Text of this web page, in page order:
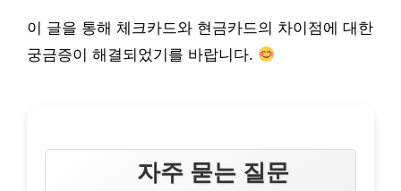
이 글을 통해 체크카드와 현금카드의 차이점에 대한
궁금증이 해결되었기를 바랍니다.
자주 묻는 질문